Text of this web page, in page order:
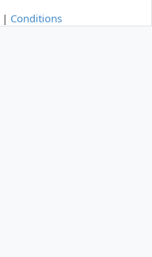
| Conditions